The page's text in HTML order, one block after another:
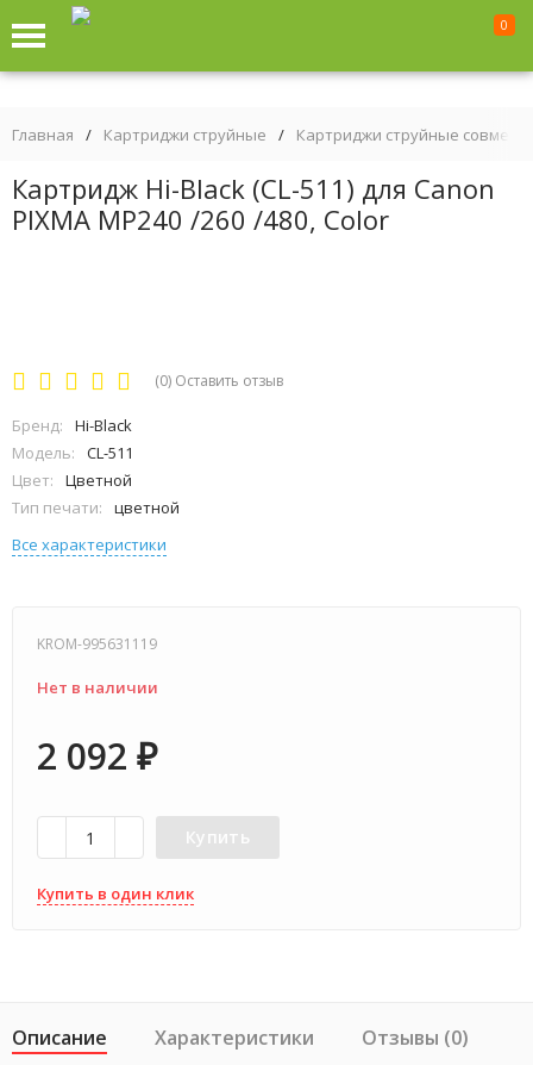
0
Главная / Картриджи струйные / Картриджи струйные
Картридж Hi-Black (CL-511) для Canon
PIXMA MP240 /260 /480, Color
(0) Оставить отзыв
Бренд:
Hi-Black
Модель:
CL-511
Цвет:
Цветной
Тип печати:
цветной
Все характеристики
KROM-995631119
Нет в наличии
2 092 ₽
Купить
Купить в один клик
Описание Характеристики Отзывы (0)